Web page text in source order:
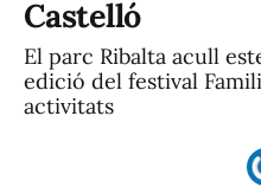
Castelló
El parc Ribalta acull
edició del festival
activitats